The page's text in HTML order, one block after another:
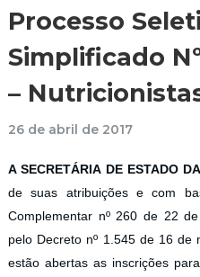
Processo
Simplificado
–
26 de abril de 2017
A SECRETÁRIA DE ESTADO
de suas atribuições e com
Complementar nº 260 de 22
pelo Decreto nº 1.545 de 16
estão abertas as inscrições